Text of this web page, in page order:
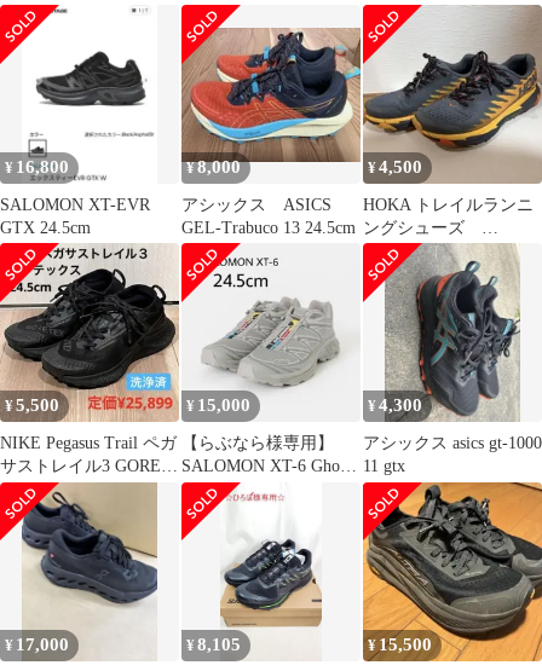
ァテ 5
レイルランニングシュ
ーズ 未使用
ピードクロス
¥ 16,800
SALOMON XT-EVR
GTX 24.5cm
¥8,000
アシックス ASICS
GEL-Trabuco 13 24.5cm
¥4,500
HOKA トレイルランニ
ングシューズ
TORRANT3 25.5 D
¥5,500
NIKE Pegasus Trail ペガ
サストレイル3 GORE-
TEX
¥ 15,000
【らぶなら様専用】
SALOMON XT-6 Ghost
Gray 24.5cm
¥4,300
アシックス asics gt-1000
11 gtx
¥ 17,000 ¥8,105 ¥ 15,500